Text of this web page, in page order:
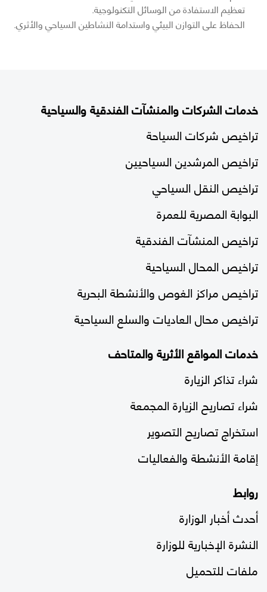
تعظيم الاستفادة من الوسائل التكنولوجية.
الحفاظ على التوازن البيئي واستدامة النشاطين السياحي والأثري.
خدمات الشركات والمنشآت الفندقية والسياحية
تراخيص شركات السياحة
تراخيص المرشدين السياحيين
تراخيص النقل السياحي
البوابة المصرية للعمرة
تراخيص المنشآت الفندقية
تراخيص المحال السياحية
تراخيص مراكز الغوص والأنشطة البحرية
تراخيص محال العاديات والسلع السياحية
خدمات المواقع الأثرية والمتاحف
شراء تذاكر الزيارة
شراء تصاريح الزيارة المجمعة
استخراج تصاريح التصوير
إقامة الأنشطة والفعاليات
روابط
أحدث أخبار الوزارة
النشرة الإخبارية للوزارة
ملفات للتحميل